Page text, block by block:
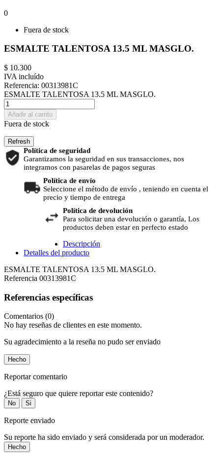
0
Fuera de stock
ESMALTE TALENTOSA 13.5 ML MASGLO.
$ 10.300
IVA incluído
Referencia: 00313981C
ESMALTE TALENTOSA 13.5 ML MASGLO.
Añadir al carrito
Fuera de stock
Política de seguridad
Garantizamos la seguridad en sus transacciones, nos
integramos con pasarelas de pagos seguras
Política de envío
Seleccione el método de envío , teniendo en cuenta el
precio y tiempo de entrega
Política de devolución
Para solicitar una devolución o garantía, Los
productos deben estar en perfecto estado
Descripción
Detalles del producto
ESMALTE TALENTOSA 13.5 ML MASGLO.
Referencia 00313981C
Referencias específicas
Comentarios (0)
No hay reseñas de clientes en este momento.
Su agradecimiento a la reseña no pudo ser enviado
Hecho
Reportar comentario
¿Está seguro que quiere reportar este contenido?
No Si
Reporte enviado
Su reporte ha sido enviado y será considerada por un moderador.
Hecho